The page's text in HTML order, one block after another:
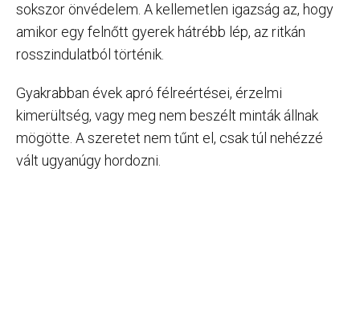
sokszor önvédelem. A kellemetlen igazság az, hogy
amikor egy felnőtt gyerek hátrébb lép, az ritkán
rosszindulatból történik.
Gyakrabban évek apró félreértései, érzelmi
kimerültség, vagy meg nem beszélt minták állnak
mögötte. A szeretet nem tűnt el, csak túl nehézzé
vált ugyanúgy hordozni.